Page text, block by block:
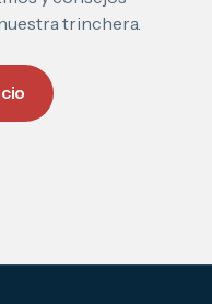
trinchera.